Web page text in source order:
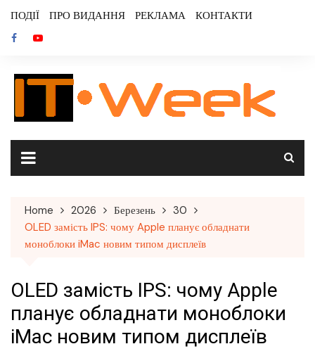
content
ПОДІЇ ПРО ВИДАННЯ РЕКЛАМА КОНТАКТИ
Home 2026 Березень
30
OLED замість IPS: чому Apple планує обладнати
моноблоки iMac новим типом дисплеїв
OLED замість IPS: чому Apple
планує обладнати моноблоки
iMac новим типом дисплеїв